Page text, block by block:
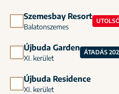
Szemesbay Resort
Balatonszemes
Újbuda Garden
XI. kerület
ÁTADÁS
Újbuda Residence
XI. kerület